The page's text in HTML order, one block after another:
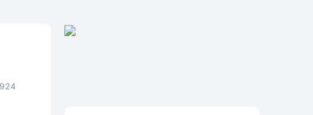
924